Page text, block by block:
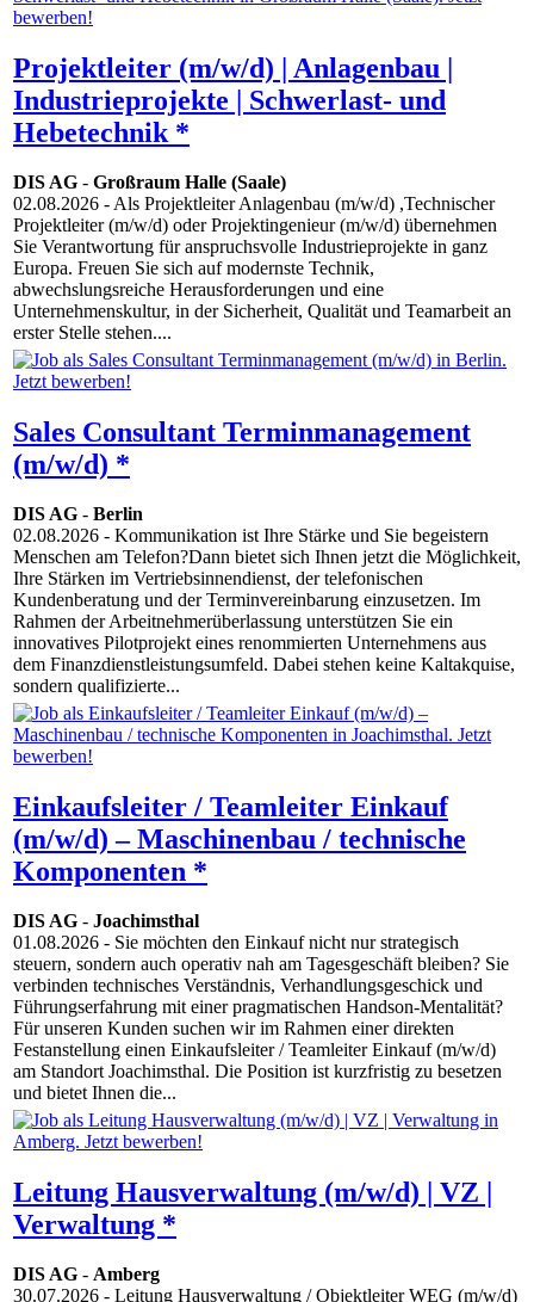
Projektleiter (m/w/d) | Anlagenbau |
Industrieprojekte | Schwerlast- und
Hebetechnik *
DIS AG - Großraum Halle (Saale)
02.08.2026 - Als Projektleiter Anlagenbau (m/w/d) ,Technischer
Projektleiter (m/w/d) oder Projektingenieur (m/w/d) übernehmen
Sie Verantwortung für anspruchsvolle Industrieprojekte in ganz
Europa. Freuen Sie sich auf modernste Technik,
abwechslungsreiche Herausforderungen und eine
Unternehmenskultur, in der Sicherheit, Qualität und Teamarbeit an
erster Stelle stehen....
Sales Consultant Terminmanagement
(m/w/d) *
DIS AG - Berlin
02.08.2026 - Kommunikation ist Ihre Stärke und Sie begeistern
Menschen am Telefon?Dann bietet sich Ihnen jetzt die Möglichkeit,
Ihre Stärken im Vertriebsinnendienst, der telefonischen
Kundenberatung und der Terminvereinbarung einzusetzen. Im
Rahmen der Arbeitnehmerüberlassung unterstützen Sie ein
innovatives Pilotprojekt eines renommierten Unternehmens aus
dem Finanzdienstleistungsumfeld. Dabei stehen keine Kaltakquise,
sondern qualifizierte...
Einkaufsleiter / Teamleiter Einkauf
(m/w/d) – Maschinenbau / technische
Komponenten *
DIS AG - Joachimsthal
01.08.2026 - Sie möchten den Einkauf nicht nur strategisch
steuern, sondern auch operativ nah am Tagesgeschäft bleiben? Sie
verbinden technisches Verständnis, Verhandlungsgeschick und
Führungserfahrung mit einer pragmatischen Handson-Mentalität?
Für unseren Kunden suchen wir im Rahmen einer direkten
Festanstellung einen Einkaufsleiter / Teamleiter Einkauf (m/w/d)
am Standort Joachimsthal. Die Position ist kurzfristig zu besetzen
und bietet Ihnen die...
Leitung Hausverwaltung (m/w/d) | VZ |
Verwaltung *
DIS AG - Amberg
30.07.2026 - Leitung Hausverwaltung / Objektleiter WEG (m/w/d)